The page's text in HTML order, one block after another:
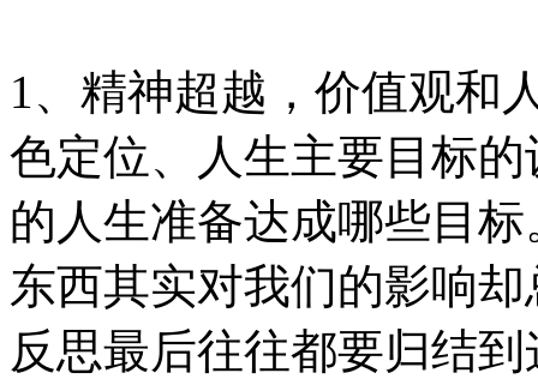
1、精神超越，价值观和
色定位、人生主要目标
的人生准备达成哪些目
东西其实对我们的影响
反思最后往往都要归结